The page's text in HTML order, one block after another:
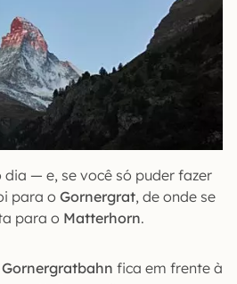
— e, se você só puder fazer
para o Gornergrat, de onde se
para o Matterhorn.
Gornergratbahn fica em frente à